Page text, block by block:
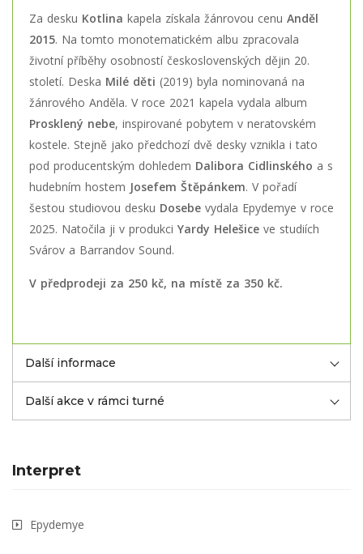
Za desku Kotlina kapela získala žánrovou cenu Anděl
2015. Na tomto monotematickém albu zpracovala
životní příběhy osobností československých dějin 20.
století. Deska Milé děti (2019) byla nominovaná na
žánrového Anděla. V roce 2021 kapela vydala album
Prosklený nebe, inspirované pobytem v neratovském
kostele. Stejně jako předchozí dvě desky vznikla i tato
pod producentským dohledem Dalibora Cidlinského a s
hudebním hostem Josefem Štěpánkem. V pořadí
šestou studiovou desku Dosebe vydala Epydemye v roce
2025. Natočila ji v produkci Yardy Helešice ve studiích
Svárov a Barrandov Sound.
V předprodeji za 250 kč, na místě za 350 kč.
Další informace
Další akce v rámci turné
Interpret
Epydemye